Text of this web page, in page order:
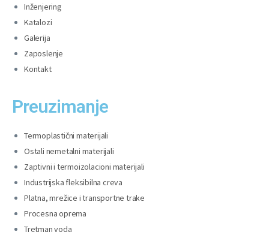
Inženjering
Katalozi
Galerija
Zaposlenje
Kontakt
Preuzimanje
Termoplastični materijali
Ostali nemetalni materijali
Zaptivni i termoizolacioni materijali
Industrijska fleksibilna creva
Platna, mrežice i transportne trake
Procesna oprema
Tretman voda